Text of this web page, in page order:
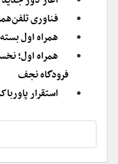
فناوری تلفن‌همراه
همراه اول
همراه اول؛
فرودگاه نجف
استقرار